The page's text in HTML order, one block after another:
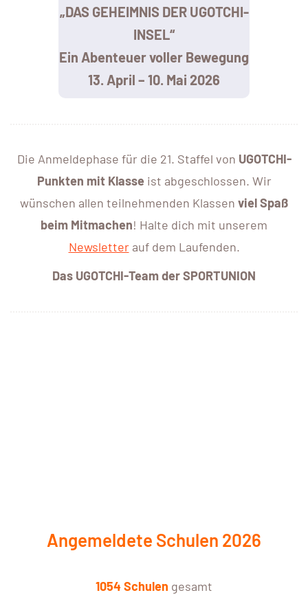
„DAS GEHEIMNIS DER UGOTCHI-
INSEL“
Ein Abenteuer voller Bewegung
13. April – 10. Mai 2026
Die Anmeldephase für die 21. Staffel von UGOTCHI-
Punkten mit Klasseist abgeschlossen. Wir
wünschen allen teilnehmenden Klassen viel Spaß
beim Mitmachen! Halte dich mit unserem
Newsletterauf dem Laufenden.
Das UGOTCHI-Team der SPORTUNION
Angemeldete Schulen 2026
1054 Schulen gesamt